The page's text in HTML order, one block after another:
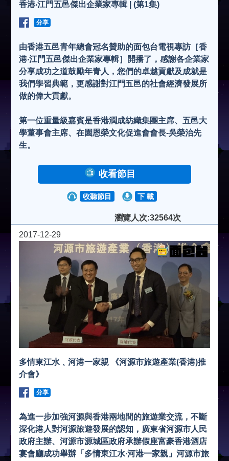
香港‧江門五邑傑出企業家專輯 | (第1集)
分享
由香港五邑青年總會冠名贊助的面包台電視專訪［香
港‧江門五邑傑出企業家專輯］開播了，感謝各企業家
分享成功之道鼓勵年青人，您們的卓越貢獻及成就是
我們學習典範，更感謝對江門五邑的社會經濟發展所
做的偉大貢獻。
第一位重量級嘉賓是香港潤成紡織集團主席、五邑大
學董事會主席、在園恩榮文化促進會會長-吳榮治先
生。
收看節目
收聽節目 下 載
瀏覽人次:32564次
2017-12-29
多情東江水﹑河港一家親 《河源市旅遊產業(香港)推
介會》
分享
為進一步加強河源與香港兩地間的旅遊業交流，不斷
深化港人對河源旅遊發展的認知，廣東省河源市人民
政府主辦、河源市源城區政府承辦假座富豪香港酒店
宴會廳成功舉辦「多情東江水∙河港一家親」河源市旅